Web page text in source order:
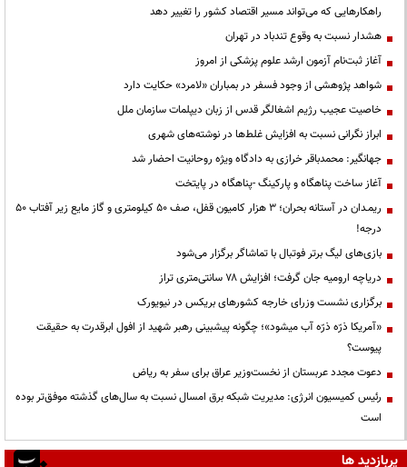
راهکارهایی که می‌تواند مسیر اقتصاد کشور را تغییر دهد
هشدار نسبت به وقوع تندباد در تهران
آغاز ثبت‌نام آزمون ارشد علوم پزشکی از امروز
شواهد پژوهشی از وجود فسفر در بمباران «لامرد» حکایت دارد
خاصیت عجیب رژیم اشغالگر قدس از زبان دیپلمات سازمان ملل
ابراز نگرانی نسبت به افزایش غلط‌ها در نوشته‌های شهری
جهانگیر: محمدباقر خرازی به دادگاه ویژه روحانیت احضار شد
آغاز ساخت پناهگاه و پارکینگ -پناهگاه در پایتخت
ریمـدان در آستانه بحران؛ ۳ هزار کامیون قفل، صف ۵۰ کیلومتری و گاز مایع زیر آفتاب ۵۰
درجه!
بازی‌های لیگ برتر فوتبال با تماشاگر برگزار می‌شود
دریاچه ارومیه جان گرفت؛ افزایش ۷۸ سانتی‌متری تراز
برگزاری نشست وزرای خارجه کشورهای بریکس در نیویورک
«آمریکا ذرّه ذرّه آب میشود»؛ چگونه پیشبینی رهبر شهید از افول ابرقدرت به حقیقت
پیوست؟
دعوت مجدد عربستان از نخست‌وزیر عراق برای سفر به ریاض
رئیس کمیسیون انرژی: مدیریت شبکه برق امسال نسبت به سال‌های گذشته موفق‌تر بوده
است
پربازدید ها